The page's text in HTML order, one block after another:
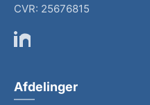
CVR: 25676815
Afdelinger